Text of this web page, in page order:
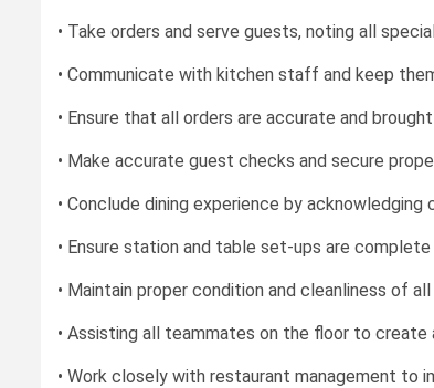
• Take orders and serve guests, noting all
• Communicate with kitchen staff and keep
• Ensure that all orders are accurate and
• Make accurate guest checks and secure
• Conclude dining experience by
• Ensure station and table set-ups are
• Maintain proper condition and cleanliness of
• Assisting all teammates on the floor to create
• Work closely with restaurant management to